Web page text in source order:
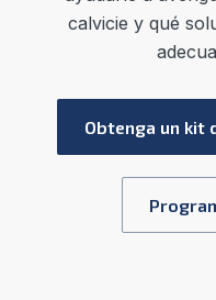
calvicie y qué
Obtenga un kit